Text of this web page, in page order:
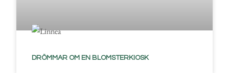
DRÖMMAR OM EN BLOMSTERKIOSK